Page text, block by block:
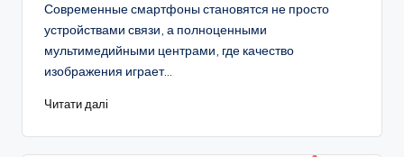
Современные смартфоны становятся не просто
устройствами связи, а полноценными
мультимедийными центрами, где качество
изображения играет…
Читати далі